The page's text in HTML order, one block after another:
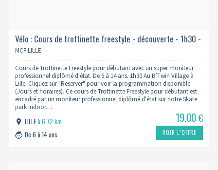
Vélo : Cours de trottinette freestyle - découverte - 1h30 -
niveau whip 1
MCF LILLE
Cours de Trottinette Freestyle pour débutant avec un super moniteur
professionnel diplômé d'état. De 6 à 14 ans. 1h30 Au B’Twin Village à
Lille. Cliquez sur "Reserver" pour voir la programmation disponible
(Jours et horaires). Ce cours de Trottinette Freestyle pour débutant est
encadré par un moniteur professionnel diplômé d'état sur notre Skate
park indoor…
LILLEà 6.72 km
De 6 à 14 ans
19.00€
VOIR L’OFFRE